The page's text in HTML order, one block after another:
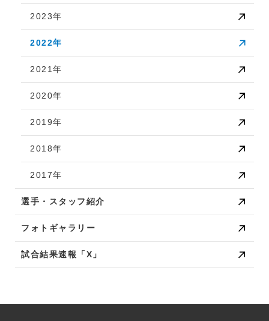
2023年
2022年
2021年
2020年
2019年
2018年
2017年
選手・スタッフ紹介
フォトギャラリー
試合結果速報「X」